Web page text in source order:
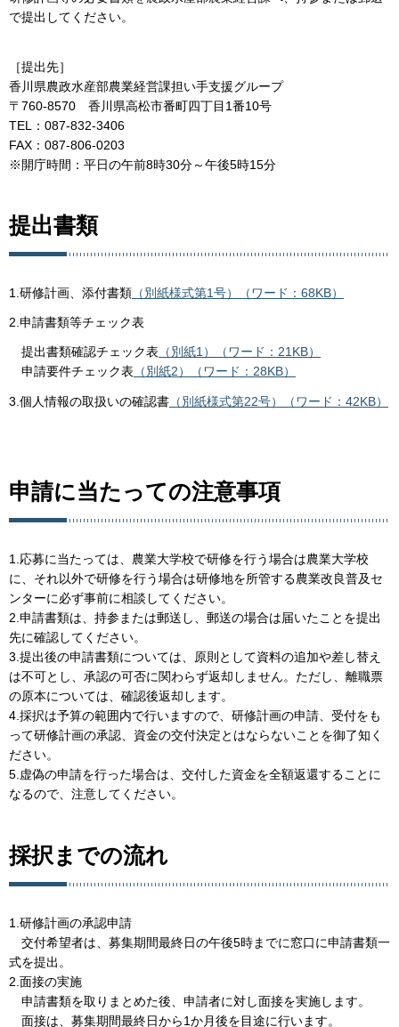
で提出してください。
［提出先］
香川県農政水産部農業経営課担い手支援グループ
〒760-8570 香川県高松市番町四丁目1番10号
TEL：087-832-3406
FAX：087-806-0203
※開庁時間：平日の午前8時30分～午後5時15分
提出書類
1.研修計画、添付書類 （別紙様式第1号）（ワード：68KB）
2.申請書類等チェック表
提出書類確認チェック表 （別紙1）（ワード：21KB）
申請要件チェック表 （別紙2）（ワード：28KB）
3.個人情報の取扱いの確認書 （別紙様式第22号）（ワード：42KB）
申請に当たっての注意事項
1.応募に当たっては、農業大学校で研修を行う場合は農業大学校
に、それ以外で研修を行う場合は研修地を所管する農業改良普及セ
ンターに必ず事前に相談してください。
2.申請書類は、持参または郵送し、郵送の場合は届いたことを提出
先に確認してください。
3.提出後の申請書類については、原則として資料の追加や差し替え
は不可とし、承認の可否に関わらず返却しません。ただし、離職票
の原本については、確認後返却します。
4.採択は予算の範囲内で行いますので、研修計画の申請、受付をも
って研修計画の承認、資金の交付決定とはならないことを御了知く
ださい。
5.虚偽の申請を行った場合は、交付した資金を全額返還することに
なるので、注意してください。
採択までの流れ
1.研修計画の承認申請
交付希望者は、募集期間最終日の午後5時までに窓口に申請書類一
式を提出。
2.面接の実施
申請書類を取りまとめた後、申請者に対し面接を実施します。
面接は、募集期間最終日から1か月後を目途に行います。